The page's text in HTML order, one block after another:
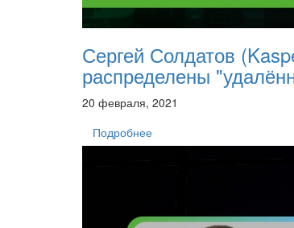
Сергей Солдатов
распределены
20 февраля, 2021
Подробнее